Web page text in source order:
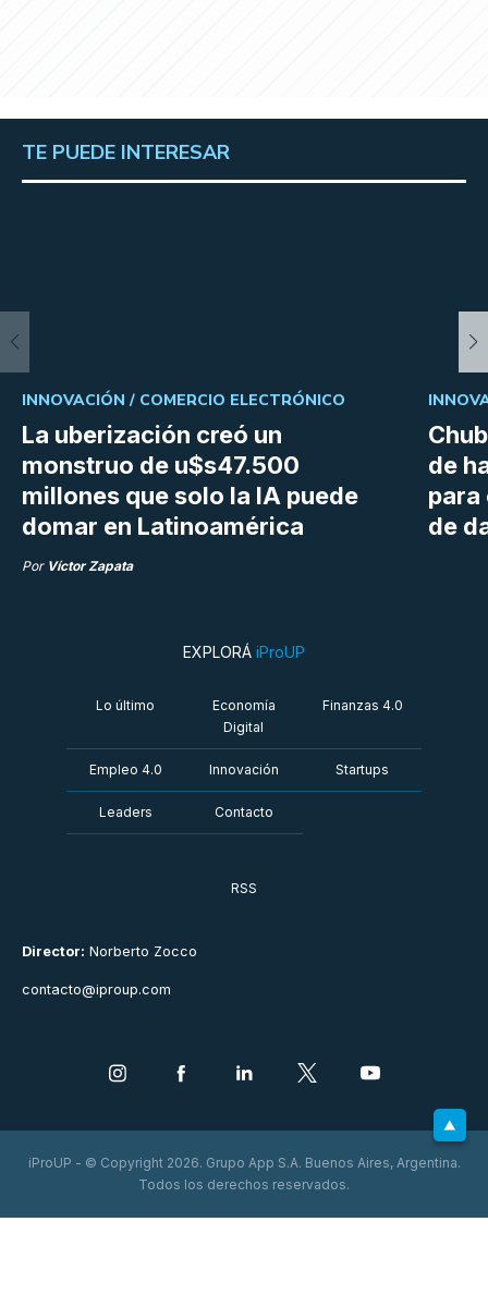
TE PUEDE INTERESAR
La uberización creó un
monstruo de u$s47.500
millones que solo la IA puede
domar en Latinoamérica
INNOVACIÓN / COMERCIO ELECTRÓNICO
Por Víctor Zapata
de
para
de
Director: Norberto Zocco
contacto@iproup.com
EXPLORÁ iProUP
Lo último
Economía
Digital
Finanzas 4.0
Empleo 4.0 Innovación Startups
Leaders Contacto
RSS
iProUP - © Copyright 2026. Grupo App S.A. Buenos Aires, Argentina.
Todos los derechos reservados.